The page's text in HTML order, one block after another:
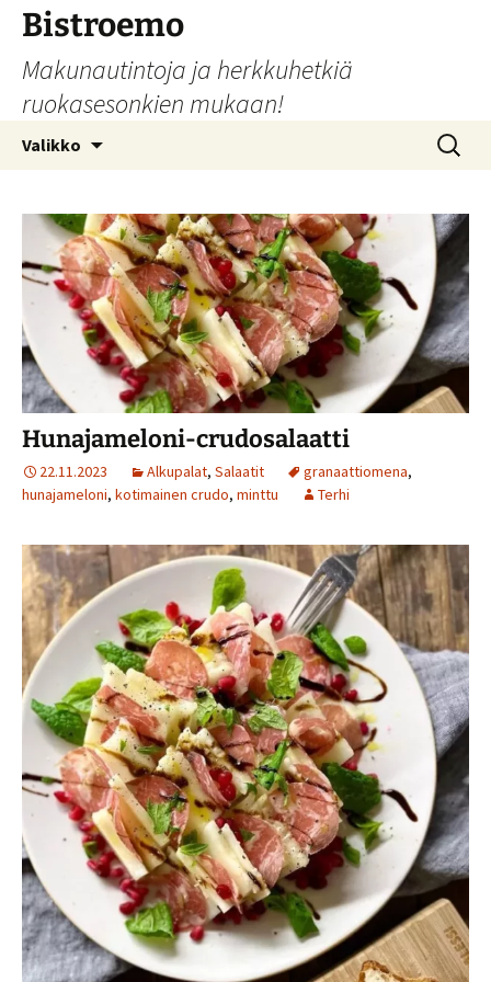
Siirry
sisältöön
Bistroemo
Makunautintoja ja herkkuhetkiä
ruokasesonkien mukaan!
Valikko Haku:
Hunajameloni-crudosalaatti
22.11.2023 Alkupalat, Salaatit granaattiomena,
hunajameloni, kotimainen crudo, minttu Terhi